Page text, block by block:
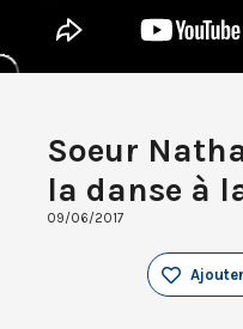
Soeur
la danse à
09/06/2017